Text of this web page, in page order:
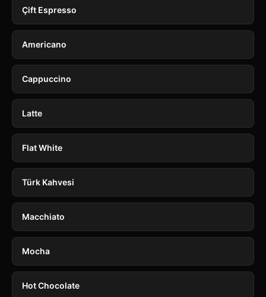
Çift Espresso
Americano
Cappuccino
Latte
Flat White
Türk Kahvesi
Macchiato
Mocha
Hot Chocolate